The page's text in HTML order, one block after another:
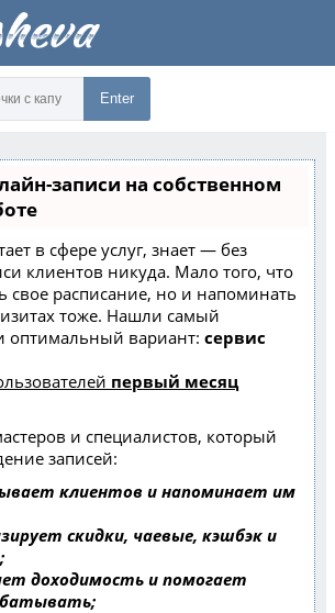
Enter
записи на собственном
в сфере услуг, знает — без
клиентов никуда. Мало того, что
свое расписание, но и напоминать
тоже. Нашли самый
вариант: сервис
первый месяц
и специалистов, который
записей:
клиентов и напоминает им
скидки, чаевые, кэшбэк и
доходимость и помогает